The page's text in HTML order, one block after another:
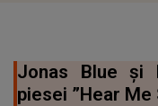
Jonas Blue și
piesei ”Hear Me